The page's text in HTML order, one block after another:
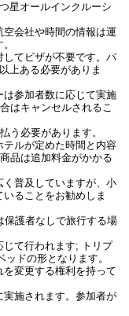
星オールインクルーシ
会社や時間の情報は運
てビザが不要です。パ
上ある必要がありま
参加者数に応じて実施
はキャンセルされるこ
う必要があります。
ルが定めた時間と内容
品は追加料金がかかる
普及していますが、小
ることをお勧めしま
保護者なしで旅行する場
じて行われます; トリプ
ドの形となります。
変更する権利を持って
施されます。参加者が